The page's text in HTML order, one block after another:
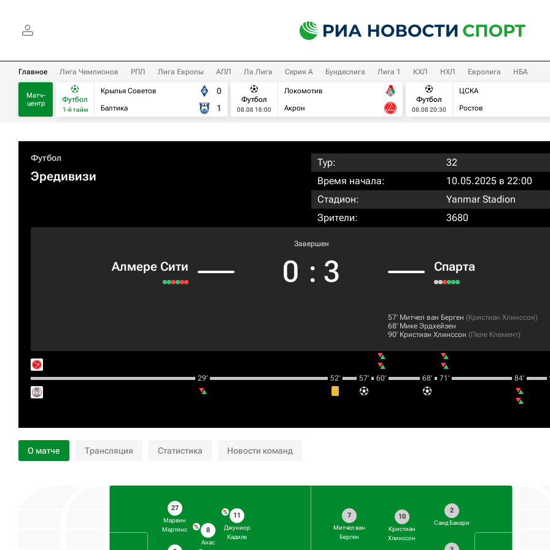
Главное Лига Чемпионов РПЛ Лига Европы АПЛ Ла Лига Серия А Бундеслига Лига 1 КХЛ НХЛ Евролига НБА
Матч-
центр
Футбол
1-й тайм
Крылья Советов
Балтика
0
1
Футбол
08.08 18:00
Локомотив
Акрон
Футбол
08.08 20:30
ЦСКА
Ростов
Футбол
Эредивизи
Тур:
32
Время начала:
10.05.2025 в 22:00
Стадион:
Yanmar Stadion
Зрители:
3680
Алмере Сити
Завершен
0 : 3 Спарта
57‎’‎ Митчел ван Берген (Кристиан Хлинссон)
68‎’‎ Мике Эрдхейзен
90‎’‎ Кристиан Хлинссон (Пеле Клемент)
29‎’‎ 52‎’‎ 57‎’‎ 60‎’‎ 68‎’‎ 71‎’‎ 84‎’‎
О матче Трансляция Статистика Новости команд
27
Марвин
Мартинс
8
Анас
11
Джуниор
Кадиле
2
Саид Бакари
10
Кристиан
Хлинссон
7
Митчел ван
Берген